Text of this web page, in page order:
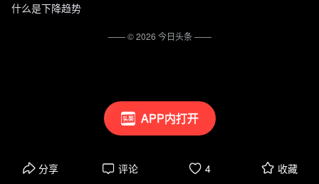
APP内打开
什么是下降趋势
分享 评论 4 收藏
—— ©2026 今日头条——